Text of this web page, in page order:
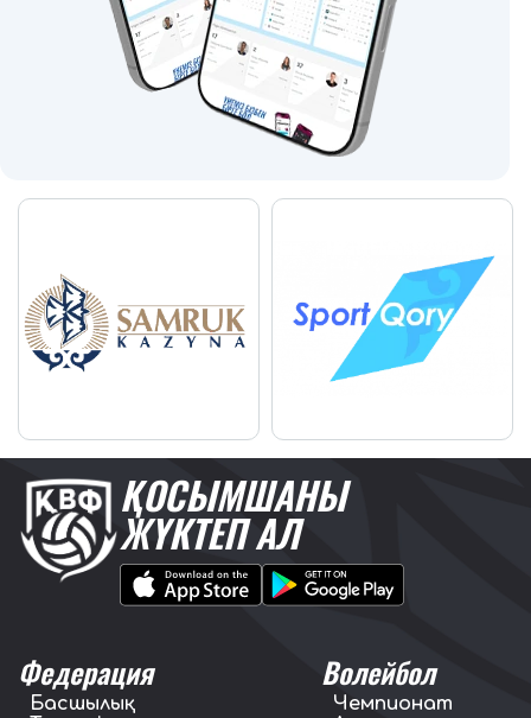
ҚОСЫМШАНЫ
ЖҮКТЕП АЛ
Федерация
Басшылық
Волейбол
Чемпионат